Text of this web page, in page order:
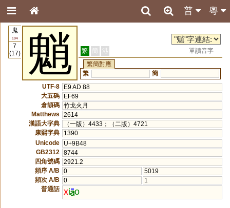
粵
普
鬼
194
7
(17)
魈 繁 簡 港
單讀音字
繁簡對應
繁
簡
UTF-8
E9 AD 88
大五碼
EF69
倉頡碼 竹戈火月
Matthews
2614
漢語大字典
（一版）4433；（二版）4721
康熙字典
1390
Unicode
U+9B48
GB2312
8744
四角號碼 2921.2
頻序 A/B
0
5019
頻次 A/B
0
1
普通話 xi o